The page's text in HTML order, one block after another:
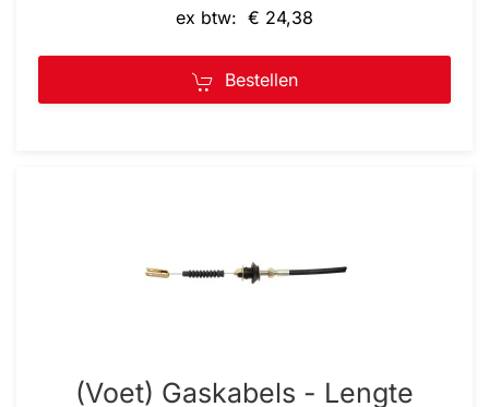
ex btw: € 24,38
Bestellen
(Voet) Gaskabels - Lengte